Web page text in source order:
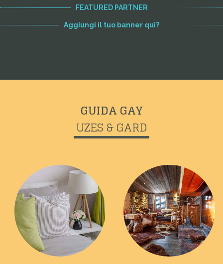
FEATURED PARTNER
Aggiungi il tuo banner qui?
GUIDA GAY
UZES & GARD